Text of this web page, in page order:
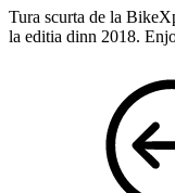
Tura scurta de la
la editia dinn 2018.